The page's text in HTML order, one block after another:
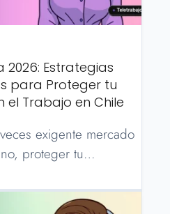
2026: Estrategias
para Proteger tu
el Trabajo en Chile
exigente mercado
proteger tu…